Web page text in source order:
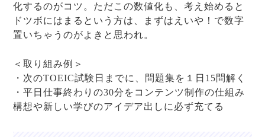
化するのがコツ。ただこの数値化も、考え始めると
ドツボにはまるという方は、まずはえいや！で数字
置いちゃうのがよきと思われ。
＜取り組み例＞
・次のTOEIC試験日までに、問題集を１日15問解く
・平日仕事終わりの30分をコンテンツ制作の仕組み
構想や新しい学びのアイデア出しに必ず充てる